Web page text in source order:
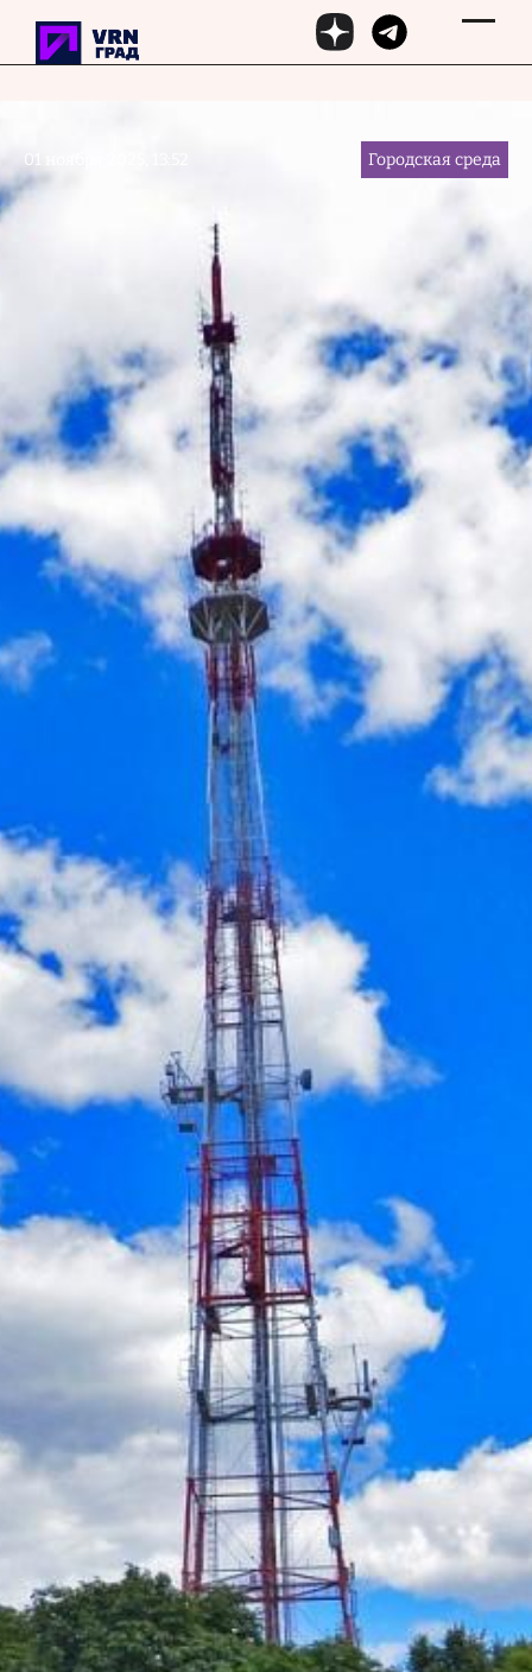
Перейти к основному содержанию
01 ноября 2025, 13:52 Городская среда